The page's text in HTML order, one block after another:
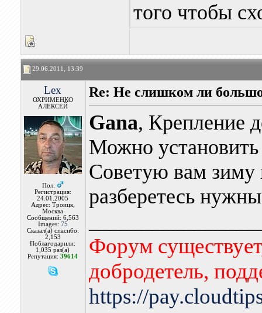
того чтобы
29.06.2011, 13:39
Lex
ОХРИМЕНКО
АЛЕКСЕЙ
Пол:
Регистрация:
24.01.2005
Адрес: Троицк,
Москва
Сообщений: 6,563
Images: 75
Сказал(а) спасибо:
2,153
Поблагодарили:
1,035 раз(а)
Репутация:39614
Re: Не слишком ли
Gana, Крепление
Можно установить
Советую вам зиму
разберетесь
Форум
добродетель,
https://